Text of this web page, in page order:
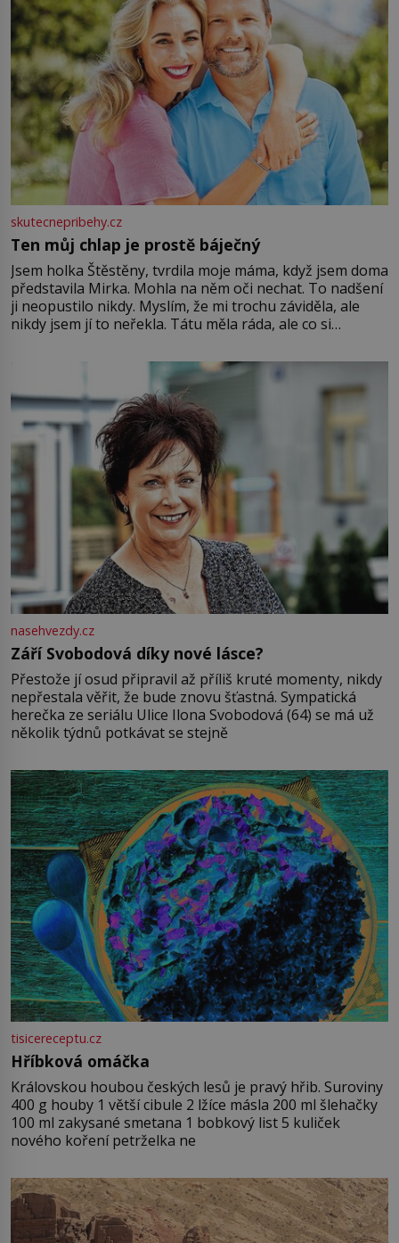
skutecnepribehy.cz
Ten můj chlap je prostě báječný
Jsem holka Štěstěny, tvrdila moje máma, když jsem doma
představila Mirka. Mohla na něm oči nechat. To nadšení
ji neopustilo nikdy. Myslím, že mi trochu záviděla, ale
nikdy jsem jí to neřekla. Tátu měla ráda, ale co si
Jsme spolu moc rádi Tehdy byla jiná doba, když
nasehvezdy.cz
Září Svobodová díky nové lásce?
Přestože jí osud připravil až příliš kruté momenty, nikdy
nepřestala věřit, že bude znovu šťastná. Sympatická
herečka ze seriálu Ulice Ilona Svobodová (64) se má už
několik týdnů potkávat se stejně
tisicereceptu.cz
Hříbková omáčka
Královskou houbou českých lesů je pravý hřib. Suroviny
400 g houby 1 větší cibule 2 lžíce másla 200 ml šlehačky
100 ml zakysané smetana 1 bobkový list 5 kuliček
nového koření petrželka ne